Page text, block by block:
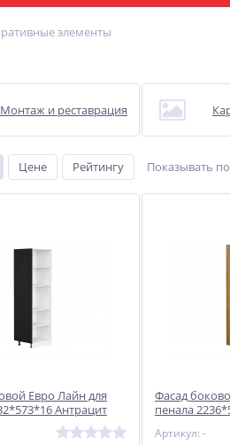
элементы
Монтаж и реставрация
Цене Рейтингу Показывать по
Евро Лайн для
Антрацит
Фасад
пенала
Артикул: -